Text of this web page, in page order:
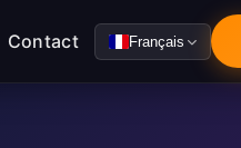
Contact Français